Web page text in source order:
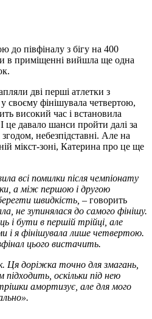
півфіналу з бігу на 400
в приміщенні вийшла ще одна
дві перші атлетки з
своєму фінішувала четвертою,
високий час і встановила
це давало шанси пройти далі за
небезпідставні. Але на
мікст-зоні, Катерина про це ще
всі помилки після чемпіонату
а між першою і другою
швидкість, – говорить
не зупинялася до самого фінішу.
і бути в першій трійці, але
і я фінішувала лише четвертою.
цього вистачить.
Ця доріжка точно для змагань,
оскільки під нею
амортизує, але для мого